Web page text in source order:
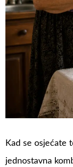
Kad se osjećate
jednostavna